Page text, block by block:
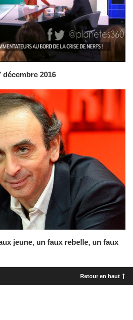
2016
jeune, un faux rebelle, un faux
Retour en haut